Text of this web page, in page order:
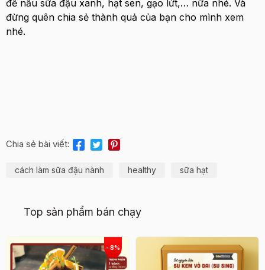
để nấu sữa đậu xanh, hạt sen, gạo lứt,… nữa nhé. Và
đừng quên chia sẻ thành quả của bạn cho mình xem
nhé.
Chia sẻ bài viết:
cách làm sữa đậu nành healthy sữa hạt
Top sản phẩm bán chạy